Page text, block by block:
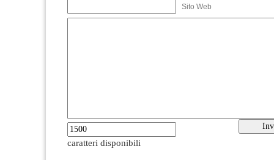
Sito Web
caratteri disponibili